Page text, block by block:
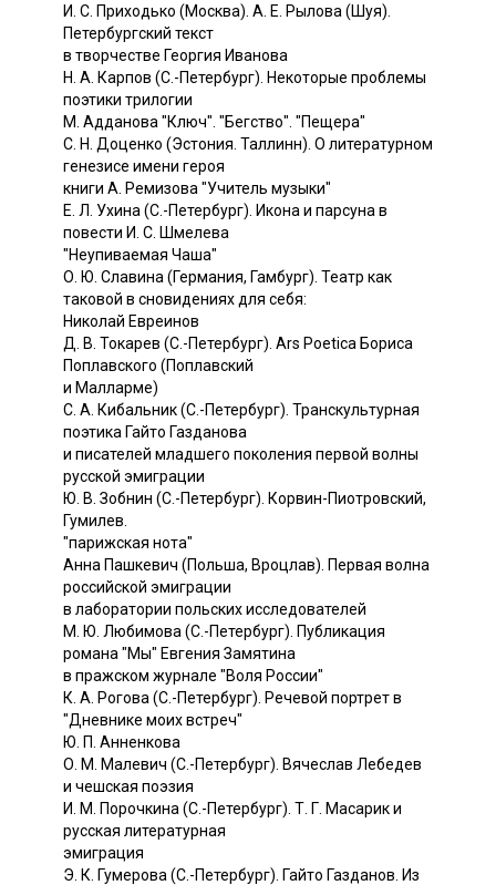
И. С. Приходько (Москва). А. Е. Рылова (Шуя).
Петербургский текст
в творчестве Георгия Иванова
Н. А. Карпов (С.-Петербург). Некоторые проблемы
поэтики трилогии
М. Адданова "Ключ". "Бегство". "Пещера"
С. Н. Доценко (Эстония. Таллинн). О литературном
генезисе имени героя
книги А. Ремизова "Учитель музыки"
Е. Л. Ухина (С.-Петербург). Икона и парсуна в
повести И. С. Шмелева
"Неупиваемая Чаша"
О. Ю. Славина (Германия, Гамбург). Театр как
таковой в сновидениях для себя:
Николай Евреинов
Д. В. Токарев (С.-Петербург). Ars Poetica Бориса
Поплавского (Поплавский
и Малларме)
С. А. Кибальник (С.-Петербург). Транскультурная
поэтика Гайто Газданова
и писателей младшего поколения первой волны
русской эмиграции
Ю. В. Зобнин (С.-Петербург). Корвин-Пиотровский,
Гумилев.
"парижская нота"
Анна Пашкевич (Польша, Вроцлав). Первая волна
российской эмиграции
в лаборатории польских исследователей
М. Ю. Любимова (С.-Петербург). Публикация
романа "Мы" Евгения Замятина
в пражском журнале "Воля России"
К. А. Рогова (С.-Петербург). Речевой портрет в
"Дневнике моих встреч"
Ю. П. Анненкова
О. М. Малевич (С.-Петербург). Вячеслав Лебедев
и чешская поэзия
И. М. Порочкина (С.-Петербург). Т. Г. Масарик и
русская литературная
эмиграция
Э. К. Гумерова (С.-Петербург). Гайто Газданов. Из